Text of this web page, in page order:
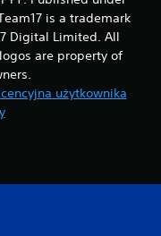
is a trademark
Digital Limited. All
are property of
użytkownika